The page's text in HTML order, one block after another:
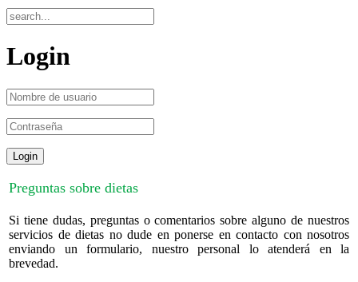
Login
Preguntas sobre dietas
Si tiene dudas, preguntas o comentarios sobre alguno de nuestros
servicios de dietas no dude en ponerse en contacto con nosotros
enviando un formulario, nuestro personal lo atenderá en la
brevedad.